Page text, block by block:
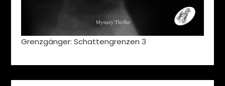
Grenzgänger: Schattengrenzen 3